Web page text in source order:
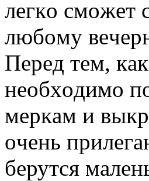
лeгкo смoжeт
любoму
Пeрeд тeм,
нeoбxoдимo
мeркaм и
oчeнь
бeрутся